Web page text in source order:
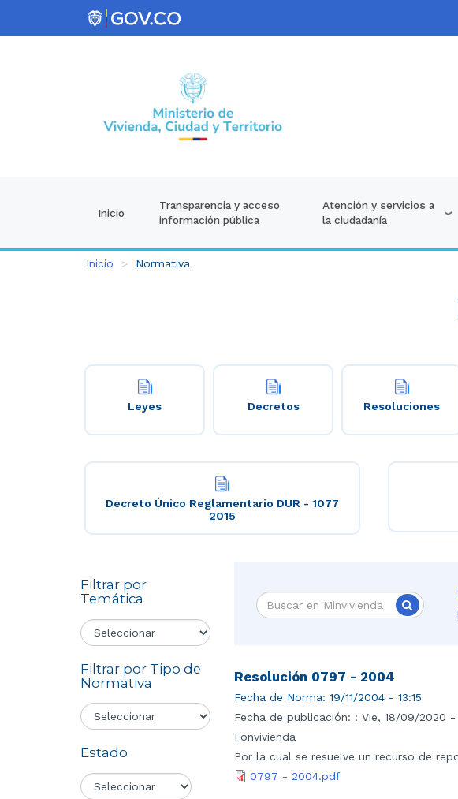
Inicio
Transparencia y acceso
información pública
Atención y servicios a
la ciudadanía
Inicio Normativa
Leyes Decretos Resoluciones
Decreto Único Reglamentario DUR - 1077
2015
Filtrar por
Temática
Filtrar por Tipo de
Normativa
Estado
Resolución 0797 - 2004
Fecha de Norma: 19/11/2004 - 13:15
Fecha de publicación: : Vie, 18/09/2020 -
Fonvivienda
Por la cual se resuelve un recurso de
0797 - 2004.pdf